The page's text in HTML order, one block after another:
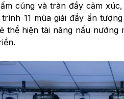
cúng và tràn đầy cảm
11 mùa giải đầy ấn
thể hiện tài năng nấu